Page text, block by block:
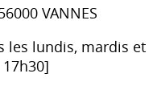
VANNES
les lundis, mardis et